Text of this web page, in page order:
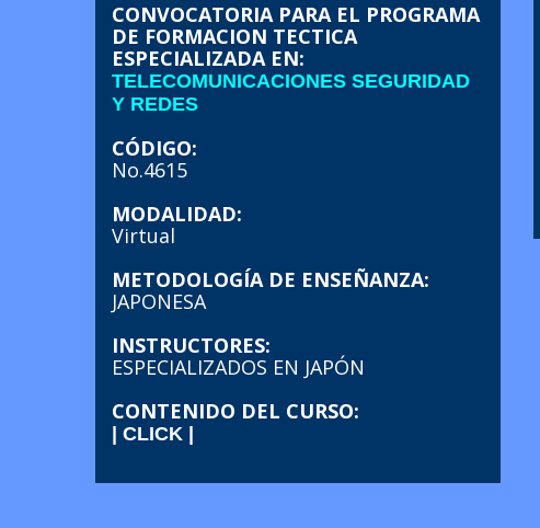
CONVOCATORIA PARA EL PROGRAMA
DE FORMACION TECTICA
ESPECIALIZADA EN:
TELECOMUNICACIONES SEGURIDAD
Y REDES
CÓDIGO:
No.4615
MODALIDAD:
Virtual
METODOLOGÍA DE ENSEÑANZA:
JAPONESA
INSTRUCTORES:
ESPECIALIZADOS EN JAPÓN
CONTENIDO DEL CURSO:
| CLICK |